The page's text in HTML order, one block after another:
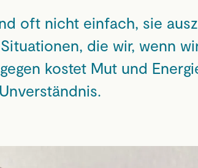
oft nicht einfach, sie
die wir, wenn
kostet Mut und